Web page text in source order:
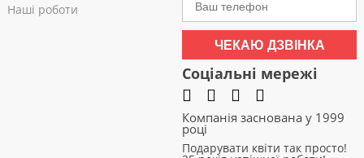
Наші роботи
ЧЕКАЮ ДЗВІНКА
Соціальні мережі
Компанія заснована у 1999
році
Подарувати квіти так просто!